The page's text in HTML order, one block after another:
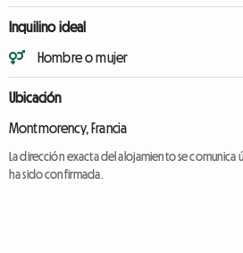
Inquilino ideal
Hombre o mujer
Ubicación
Montmorency, Francia
La dirección exacta del alojamiento se comunica
ha sido confirmada.